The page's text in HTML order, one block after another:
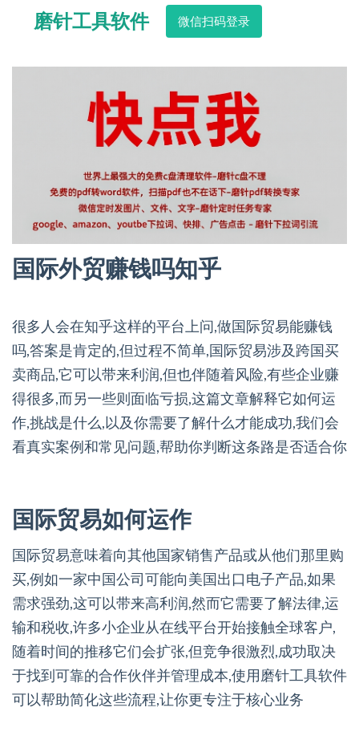
磨针工具软件 微信扫码登录
国际外贸赚钱吗知乎
很多人会在知乎这样的平台上问,做国际贸易能赚钱
吗,答案是肯定的,但过程不简单,国际贸易涉及跨国买
卖商品,它可以带来利润,但也伴随着风险,有些企业赚
得很多,而另一些则面临亏损,这篇文章解释它如何运
作,挑战是什么,以及你需要了解什么才能成功,我们会
看真实案例和常见问题,帮助你判断这条路是否适合你
国际贸易如何运作
国际贸易意味着向其他国家销售产品或从他们那里购
买,例如一家中国公司可能向美国出口电子产品,如果
需求强劲,这可以带来高利润,然而它需要了解法律,运
输和税收,许多小企业从在线平台开始接触全球客户,
随着时间的推移它们会扩张,但竞争很激烈,成功取决
于找到可靠的合作伙伴并管理成本,使用磨针工具软件
可以帮助简化这些流程,让你更专注于核心业务